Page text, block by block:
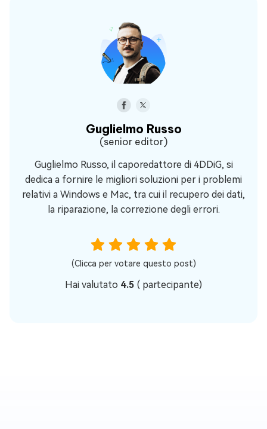
Guglielmo Russo
(senior editor)
Guglielmo Russo, il caporedattore di 4DDiG, si
dedica a fornire le migliori soluzioni per i problemi
relativi a Windows e Mac, tra cui il recupero dei dati,
la riparazione, la correzione degli errori.
(Clicca per votare questo post)
Hai valutato 4.5 ( partecipante)